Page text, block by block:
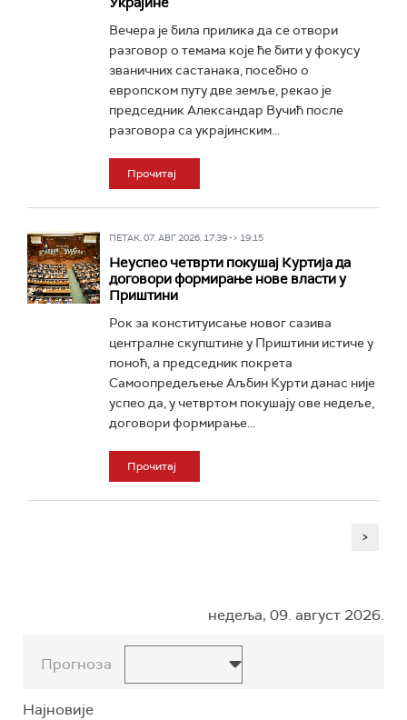
Вечера је била прилика да се отвори
разговор о темама које ће бити у фокусу
званичних састанака, посебно о
европском путу две земље, рекао је
председник Александар Вучић после
разговора са украјинским...
Прочитај
ПЕТАК, 07. АВГ 2026, 17:39 -> 19:15
Неуспео четврти покушај Куртија да
договори формирање нове власти у
Приштини
Рок за конституисање новог сазива
централне скупштине у Приштини истиче у
поноћ, а председник покрета
Самоопредељење Аљбин Курти данас није
успео да, у четвртом покушају ове недеље,
договори формирање...
Прочитај
>
недеља, 09. август 2026.
Прогноза
Најновије